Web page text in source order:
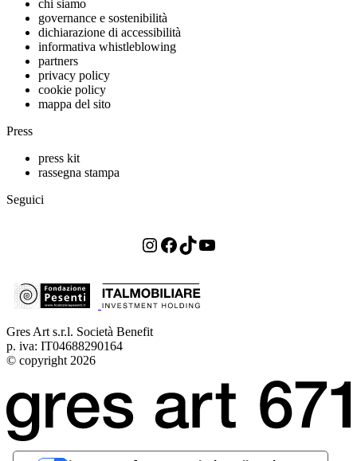
chi siamo
governance e sostenibilità
dichiarazione di accessibilità
informativa whistleblowing
partners
privacy policy
cookie policy
mappa del sito
Press
press kit
rassegna stampa
Seguici
Instagram
Facebook
TikTok
YouTube
Gres Art s.r.l. Società Benefit
p. iva: IT04688290164
© copyright 2026